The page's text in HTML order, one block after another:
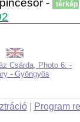
- térkép
Csárda, Photo 6. -
- Gyöngyös
| Program